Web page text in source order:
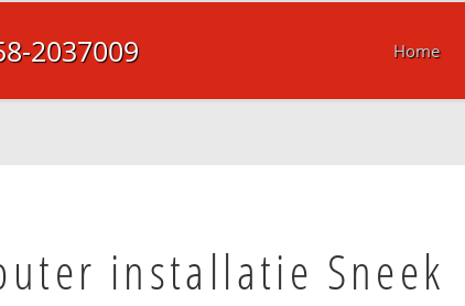
2037009 Home
installatie Sneek